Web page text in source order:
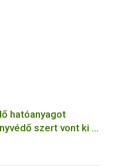
hatóanyagot
szert vont ki a